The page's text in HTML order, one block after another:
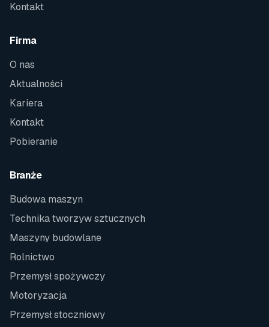
Kontakt
Firma
O nas
Aktualności
Kariera
Kontakt
Pobieranie
Branże
Budowa maszyn
Technika tworzyw sztucznych
Maszyny budowlane
Rolnictwo
Przemysł spożywczy
Motoryzacja
Przemysł stoczniowy